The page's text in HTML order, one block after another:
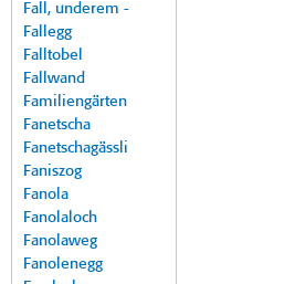
Fall, underem -
Fallegg
Falltobel
Fallwand
Familiengärten
Fanetscha
Fanetschagässli
Faniszog
Fanola
Fanolaloch
Fanolaweg
Fanolenegg